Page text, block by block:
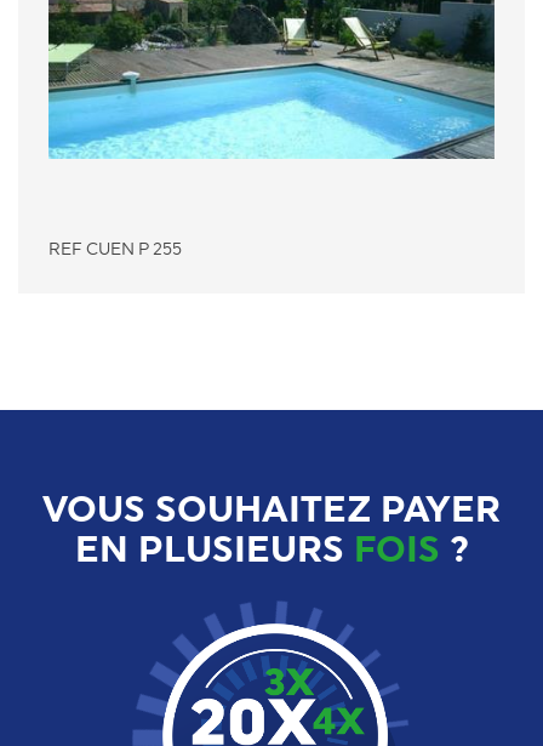
REF CUEN P 255
VOUS SOUHAITEZ PAYER
EN PLUSIEURS FOIS ?